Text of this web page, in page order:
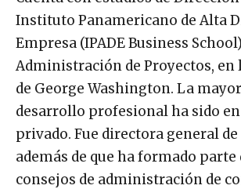
Instituto Panamericano de Alta
Empresa (IPADE Business
Administración de Proyectos, en
de George Washington. La
desarrollo profesional ha sido
privado. Fue directora general de
además de que ha formado parte
consejos de administración de